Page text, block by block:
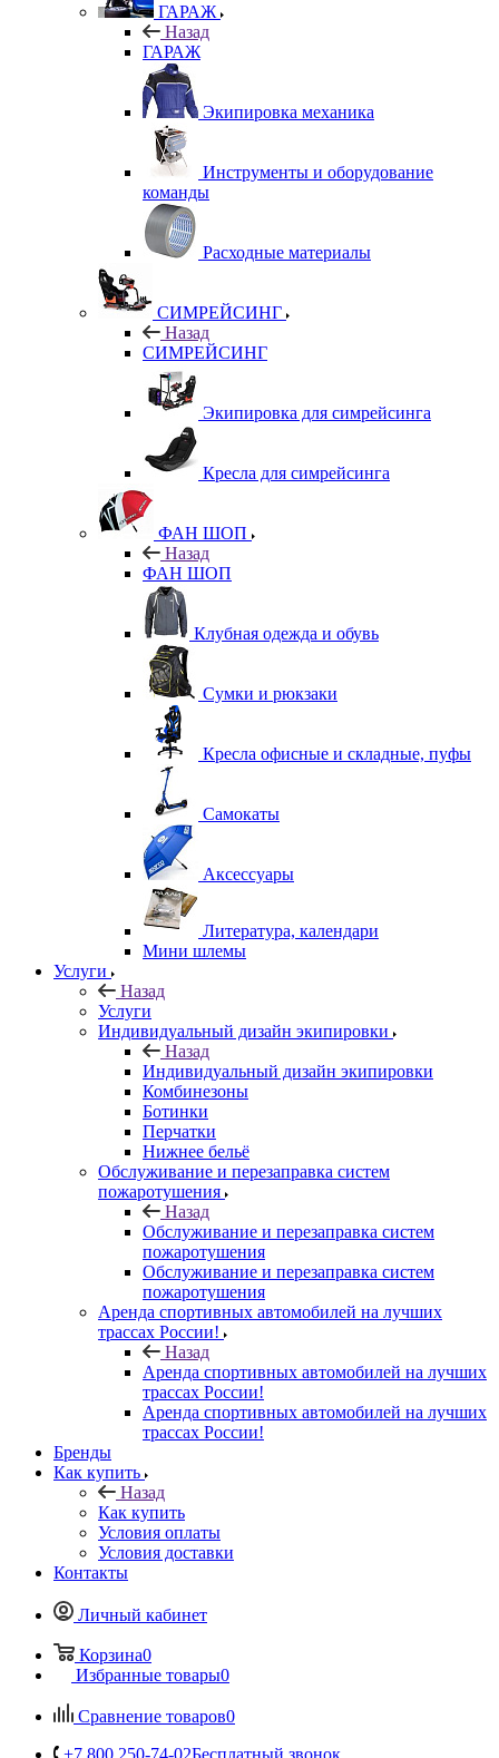
ГАРАЖ
Назад
ГАРАЖ
Экипировка механика
Инструменты и оборудование
команды
Расходные материалы
СИМРЕЙСИНГ
Назад
СИМРЕЙСИНГ
Экипировка для симрейсинга
Кресла для симрейсинга
ФАН ШОП
Назад
ФАН ШОП
Клубная одежда и обувь
Сумки и рюкзаки
Кресла офисные и складные, пуфы
Самокаты
Аксессуары
Литература, календари
Мини шлемы
Услуги
Назад
Услуги
Индивидуальный дизайн экипировки
Назад
Индивидуальный дизайн экипировки
Комбинезоны
Ботинки
Перчатки
Нижнее бельё
Обслуживание и перезаправка систем
пожаротушения
Назад
Обслуживание и перезаправка систем
пожаротушения
Обслуживание и перезаправка систем
пожаротушения
Аренда спортивных автомобилей на лучших
трассах России!
Назад
Аренда спортивных автомобилей на лучших
трассах России!
Аренда спортивных автомобилей на лучших
трассах России!
Бренды
Как купить
Назад
Как купить
Условия оплаты
Условия доставки
Контакты
Личный кабинет
Корзина0
Избранные товары0
Сравнение товаров0
+7 800 250-74-02Бесплатный звонок